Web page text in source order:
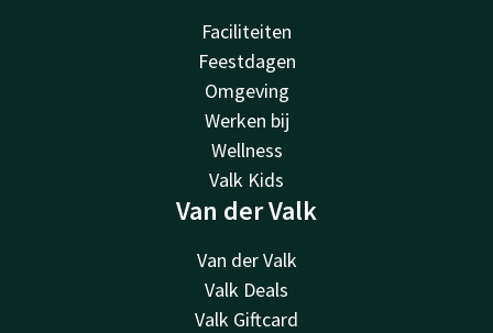
Faciliteiten
Feestdagen
Omgeving
Werken bij
Wellness
Valk Kids
Van der Valk
Van der Valk
Valk Deals
Valk Giftcard